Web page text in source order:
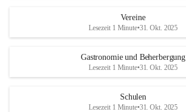
Vereine
Lesezeit 1 Minute•31. Okt. 2025
Gastronomie und Beherbergung
Lesezeit 1 Minute•31. Okt. 2025
Schulen
Lesezeit 1 Minute•31. Okt. 2025